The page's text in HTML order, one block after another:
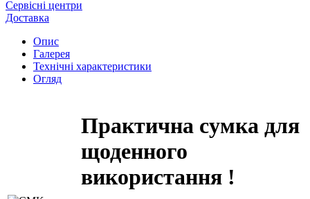
Сервісні центри
Доставка
Опис
Галерея
Технічні характеристики
Огляд
Практична сумка для
щоденного
використання !